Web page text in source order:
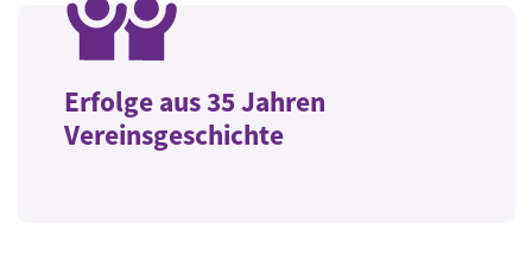
Erfolge aus 35 Jahren
Vereinsgeschichte